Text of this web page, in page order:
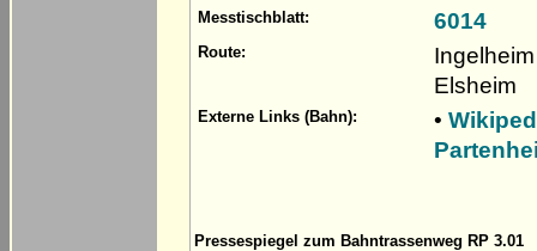
Messtischblatt: 6014
Route:
Elsheim
Externe Links (Bahn): •
Pressespiegel zum Bahntrassenweg RP 3.01